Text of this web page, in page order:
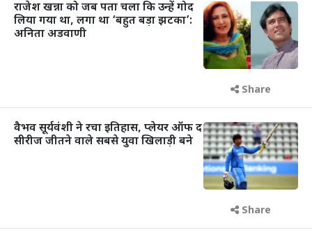
राजेश खन्ना को जब पता चला कि उन्हें गोद
लिया गया था, लगा था ‘बहुत बड़ा झटका’:
अनिता अडवाणी
Share
वैभव सूर्यवंशी ने रचा इतिहास, प्लेयर ऑफ द
सीरीज जीतने वाले सबसे युवा खिलाड़ी बने
Share